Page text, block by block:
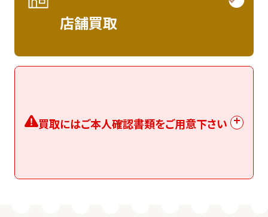
店舗買取
買取にはご本人確認書類をご用意下さい